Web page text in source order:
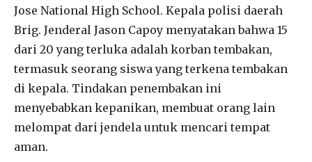
Jose National High School. Kepala polisi daerah
Brig. Jenderal Jason Capoy menyatakan bahwa 15
dari 20 yang terluka adalah korban tembakan,
termasuk seorang siswa yang terkena tembakan
di kepala. Tindakan penembakan ini
menyebabkan kepanikan, membuat orang lain
melompat dari jendela untuk mencari tempat
aman.